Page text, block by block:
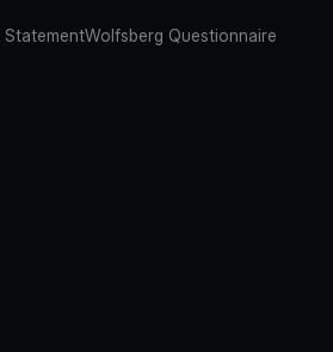
StatementWolfsberg Questionnaire